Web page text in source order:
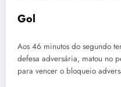
Gol
Aos 46 minutos do segundo
defesa adversária, matou no
para vencer o bloqueio